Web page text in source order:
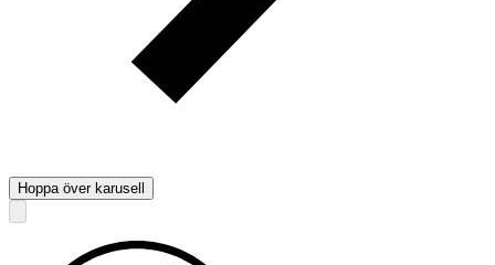
Hoppa över karusell